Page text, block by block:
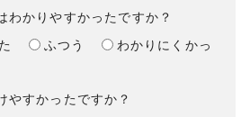
わかりやすかったですか？
ふつう
わかりにくかっ
やすかったですか？